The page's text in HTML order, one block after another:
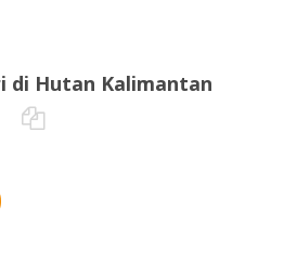
di Hutan Kalimantan